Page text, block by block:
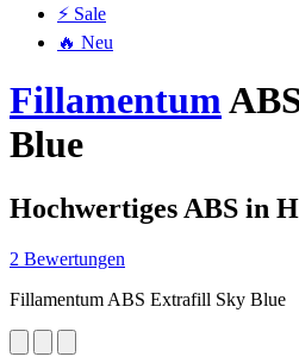
⚡ Sale
🔥 Neu
Fillamentum
Blue
Hochwertiges ABS in
2 Bewertungen
Fillamentum ABS Extrafill Sky Blue